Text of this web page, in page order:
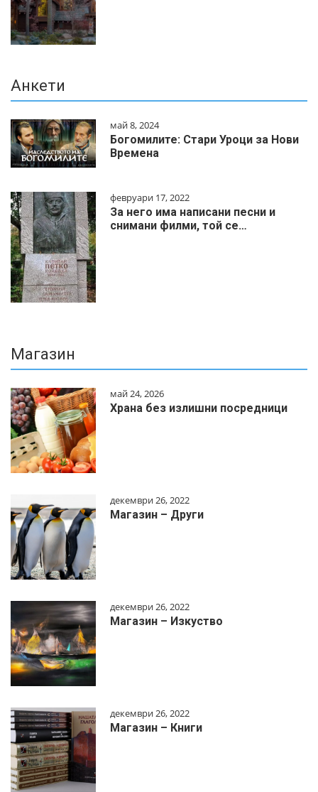
Анкети
май 8, 2024
Богомилите: Стари Уроци за Нови
Времена
февруари 17, 2022
За него има написани песни и
снимани филми, той се…
Магазин
май 24, 2026
Храна без излишни посредници
декември 26, 2022
Магазин – Други
декември 26, 2022
Магазин – Изкуство
декември 26, 2022
Магазин – Книги